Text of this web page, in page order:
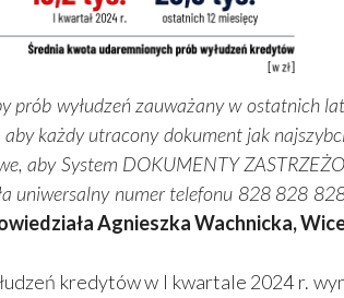
prób wyłudzeń zauważany w ostatnich
każdy utracony dokument jak
aby System DOKUMENTY
uniwersalny numer telefonu 828 828
Agnieszka Wachnicka,
kredytów w I kwartale 2024 r.